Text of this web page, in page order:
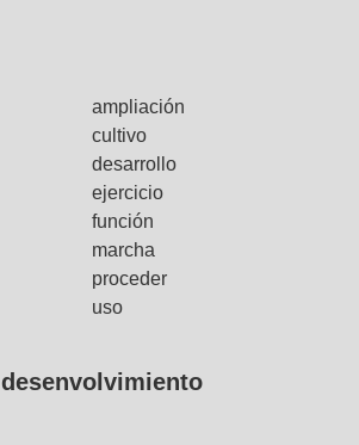
ampliación
cultivo
desarrollo
ejercicio
función
marcha
proceder
uso
desenvolvimiento